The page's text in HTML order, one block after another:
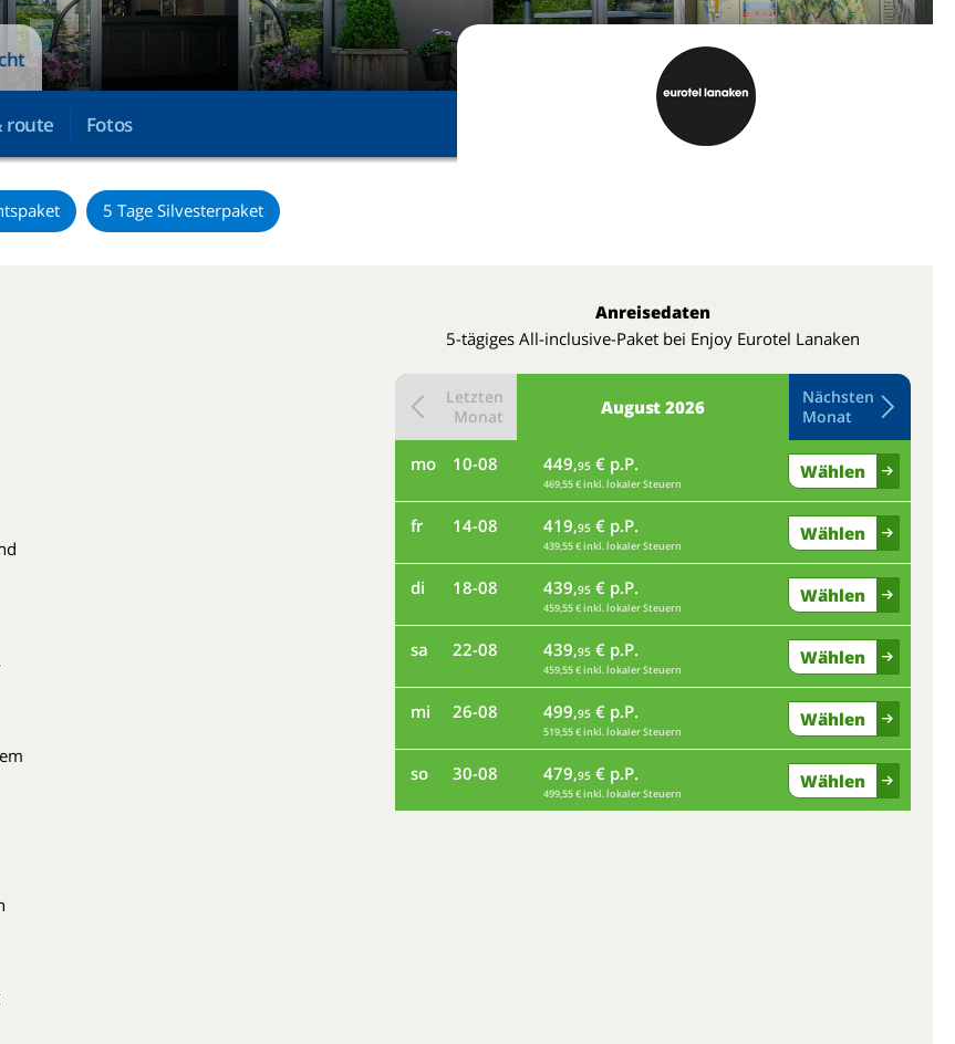
route Fotos
5 Tage Silvesterpaket
Anreisedaten
5-tägiges All-inclusive-Paket bei Enjoy Eurotel Lanaken
August 2026
Letzten
Monat
Nächsten
Monat
mo 10-08 449,95 € p.P.
469,55 € inkl. lokaler Steuern
Wählen
fr 14-08 419,95 € p.P.
439,55 € inkl. lokaler Steuern
Wählen
di 18-08 439,95 € p.P.
459,55 € inkl. lokaler Steuern
Wählen
sa 22-08 439,95 € p.P.
459,55 € inkl. lokaler Steuern
Wählen
mi 26-08 499,95 € p.P.
519,55 € inkl. lokaler Steuern
Wählen
so 30-08 479,95 € p.P.
499,55 € inkl. lokaler Steuern
Wählen